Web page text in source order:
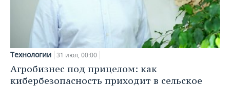
Технологии 31 июл, 00:00
Агробизнес под прицелом: как
кибербезопасность приходит в сельское